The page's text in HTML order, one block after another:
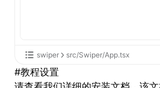
swiper src/Swiper/App.tsx
#教程设置